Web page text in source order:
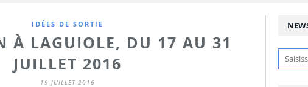
IDÉES DE SORTIE
À LAGUIOLE, DU 17 AU 31
JUILLET 2016
19 JUILLET 2016